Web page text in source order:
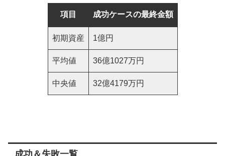
項目 成功ケースの最終金額
初期資産 1億円
平均値 36億1027万円
中央値 32億4179万円